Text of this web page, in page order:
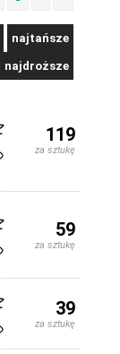
najtańsze
najdroższe
119
za sztukę
59
za sztukę
39
za sztukę